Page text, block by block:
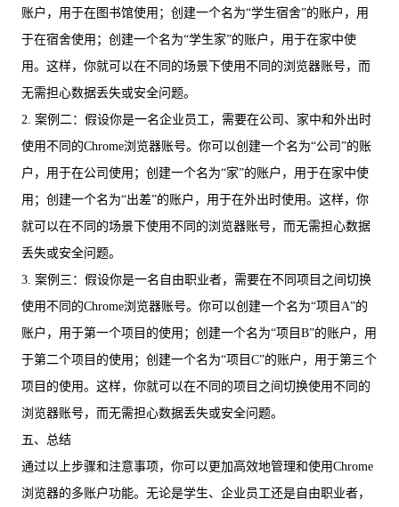
账户，用于在图书馆使用；创建一个名为“学生宿舍”的账户，用
于在宿舍使用；创建一个名为“学生家”的账户，用于在家中使
用。这样，你就可以在不同的场景下使用不同的浏览器账号，而
无需担心数据丢失或安全问题。
2. 案例二：假设你是一名企业员工，需要在公司、家中和外出时
使用不同的Chrome浏览器账号。你可以创建一个名为“公司”的账
户，用于在公司使用；创建一个名为“家”的账户，用于在家中使
用；创建一个名为“出差”的账户，用于在外出时使用。这样，你
就可以在不同的场景下使用不同的浏览器账号，而无需担心数据
丢失或安全问题。
3. 案例三：假设你是一名自由职业者，需要在不同项目之间切换
使用不同的Chrome浏览器账号。你可以创建一个名为“项目A”的
账户，用于第一个项目的使用；创建一个名为“项目B”的账户，用
于第二个项目的使用；创建一个名为“项目C”的账户，用于第三个
项目的使用。这样，你就可以在不同的项目之间切换使用不同的
浏览器账号，而无需担心数据丢失或安全问题。
五、总结
通过以上步骤和注意事项，你可以更加高效地管理和使用Chrome
浏览器的多账户功能。无论是学生、企业员工还是自由职业者，